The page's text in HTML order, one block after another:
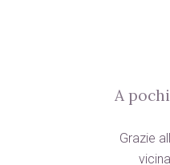
A
Grazie